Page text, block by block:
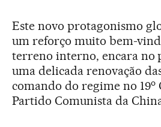
Este novo protagonismo
um reforço muito bem-
terreno interno, encara no
uma delicada renovação
comando do regime no 19o
Partido Comunista da